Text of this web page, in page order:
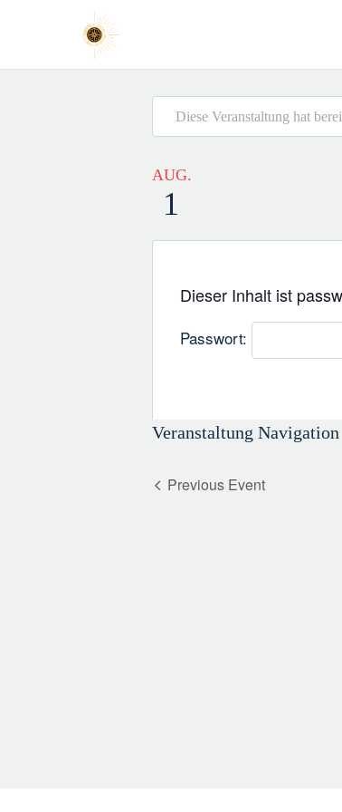
Diese Veranstaltung hat
AUG.
1
Dieser Inhalt ist
Passwort:
Veranstaltung Navigation
Previous Event